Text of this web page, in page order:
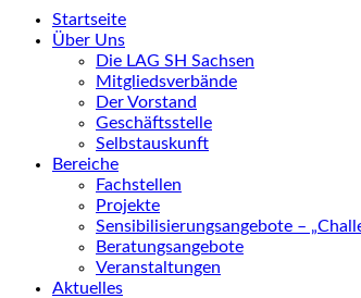
Startseite
Über Uns
Die LAG SH Sachsen
Mitgliedsverbände
Der Vorstand
Geschäftsstelle
Selbstauskunft
Bereiche
Fachstellen
Projekte
Sensibilisierungsangebote –
Beratungsangebote
Veranstaltungen
Aktuelles